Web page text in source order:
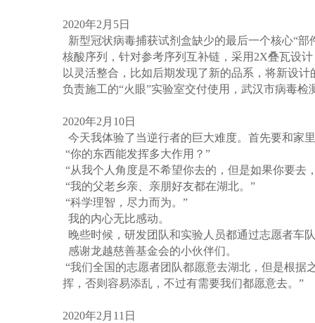
2020年2 月 5日
新型冠状病毒捕获试剂盒缺少的最后一个核心“部
核酸序列，针对参考序列互补链，采用 2X叠瓦设
以灵活整合，比如后期发现了新的品系，将新设
负责施工的“火眼”实验室交付使用，武汉市病毒检
2020年2 月 10日
今天我体验了当逆行者的巨大难度。首先要和家
“你的东西能发挥多大作用？ ”
“从我个人角度是不希望你去的，但是如果你要去
“我的父老乡亲、亲朋好友都在湖北。 ”
“科学理智，尽力而为。 ”
我的内心无比感动。
晚些时候，研发团队和实验人员都通过志愿者车
感谢龙越慈善基金会的小伙伴们。
“我们全国的志愿者团队都愿意去湖北，但是根据
挥，否则容易添乱，不过有需要我们都愿意去。 ”
2020年2 月 11 日